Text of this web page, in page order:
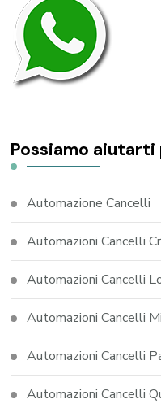
Possiamo aiutarti
Automazione Cancelli
Automazioni Cancelli
Automazioni Cancelli
Automazioni Cancelli
Automazioni Cancelli
Automazioni Cancelli